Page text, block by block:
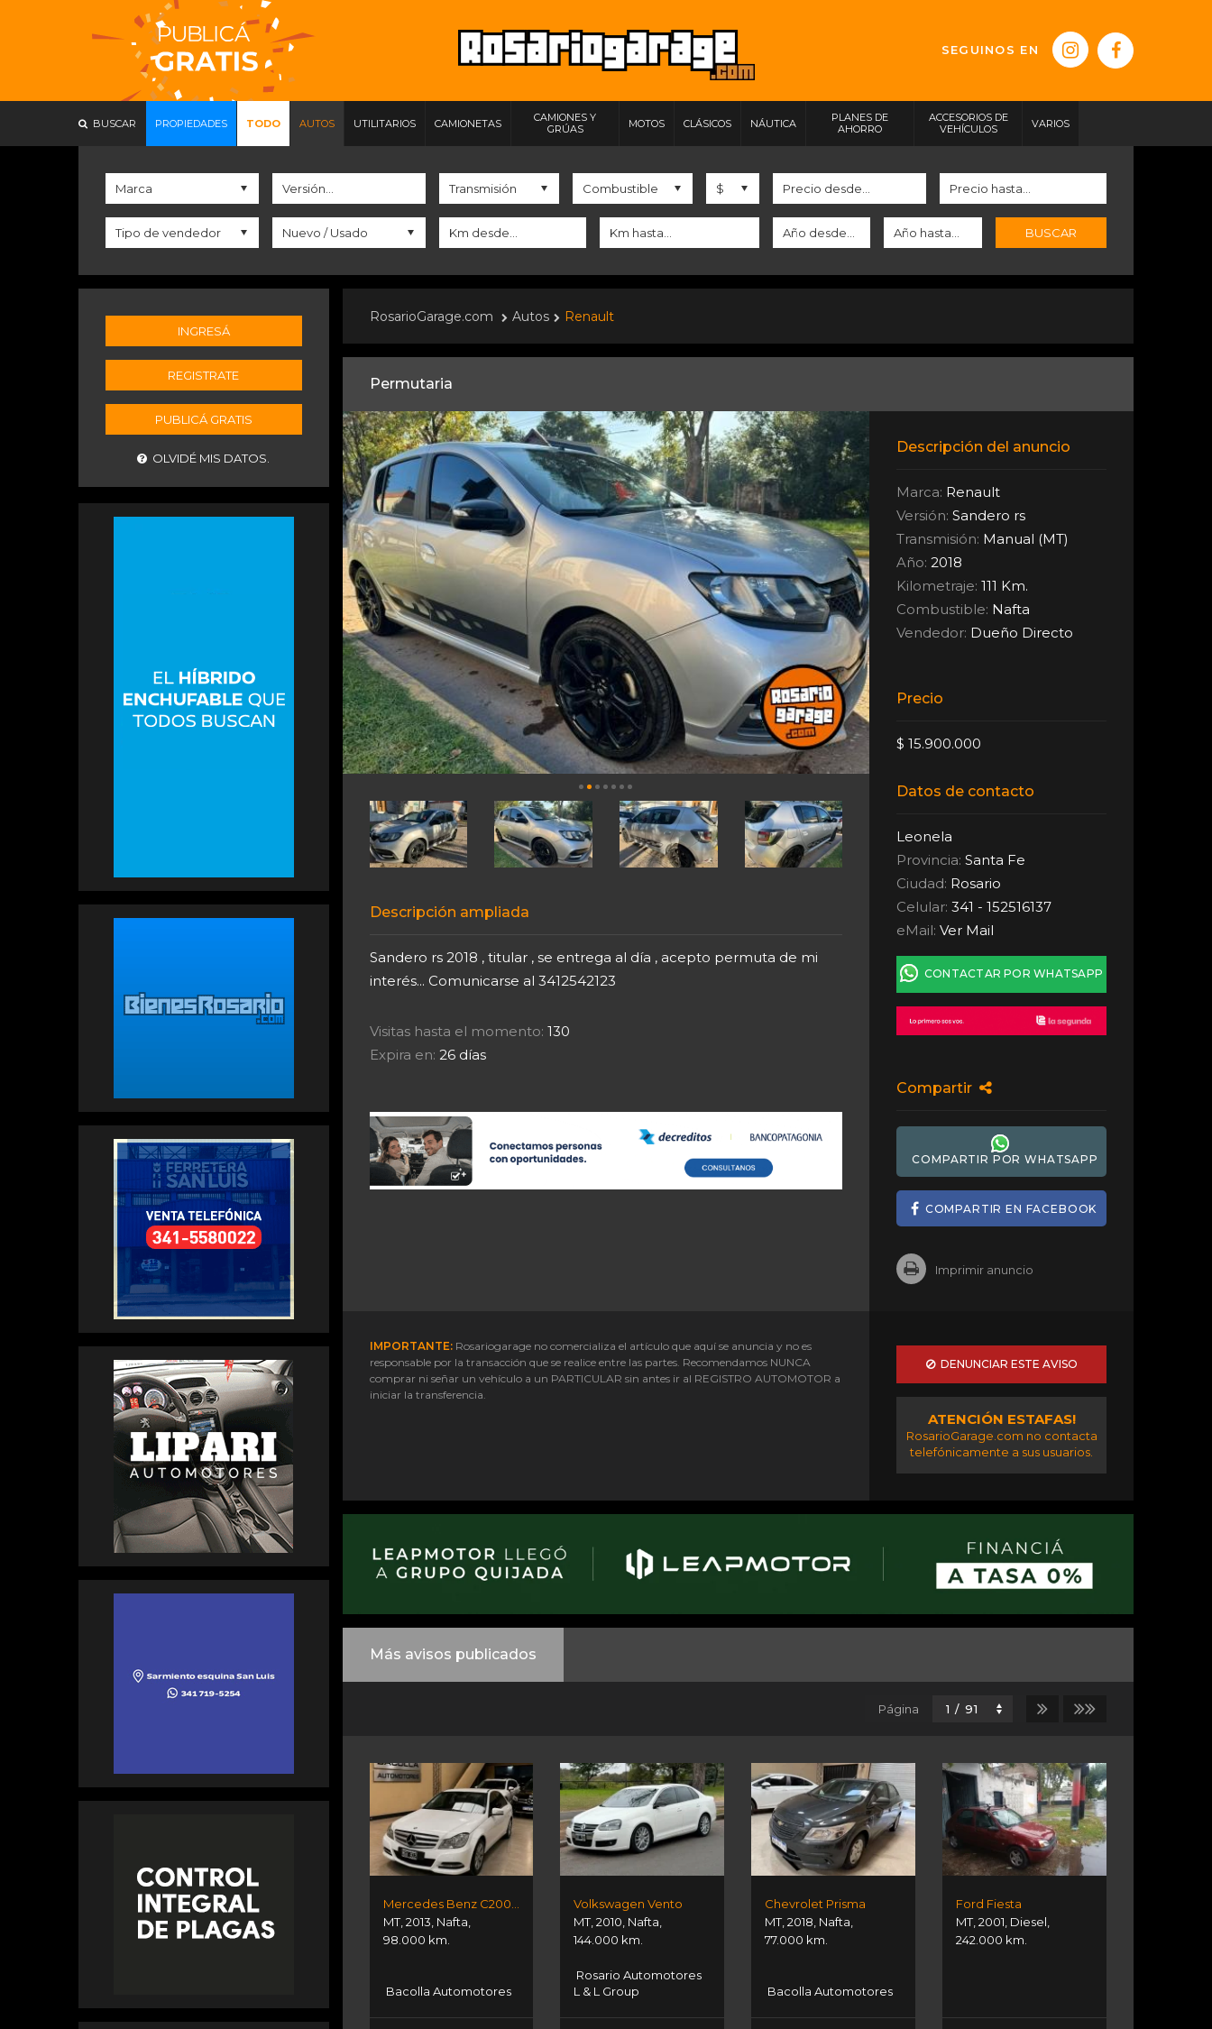
SEGUINOS EN
BUSCAR PROPIEDADES TODO AUTOS UTILITARIOS CAMIONETAS
CAMIONES Y
GRÚAS
MOTOS CLÁSICOS NÁUTICA
PLANES DE
AHORRO
ACCESORIOS DE
VEHÍCULOS
VARIOS
BUSCAR
INGRESÁ
REGISTRATE
PUBLICÁ GRATIS
OLVIDÉ MIS DATOS.
RosarioGarage.com Autos Renault
Permutaria
Descripción ampliada
Sandero rs 2018 , titular , se entrega al día , acepto permuta de mi
interés... Comunicarse al 3412542123
Visitas hasta el momento: 130
Expira en: 26 días
Descripción del anuncio
Marca: Renault
Versión: Sandero rs
Transmisión: Manual (MT)
Año: 2018
Kilometraje: 111 Km.
Combustible: Nafta
Vendedor: Dueño Directo
Precio
$ 15.900.000
Datos de contacto
Leonela
Provincia:Santa Fe
Ciudad: Rosario
Celular: 341 - 152516137
eMail:Ver Mail
CONTACTAR POR WHATSAPP
Compartir
COMPARTIR POR WHATSAPP
COMPARTIR EN FACEBOOK
Imprimir anuncio
IMPORTANTE:Rosariogarage no comercializa el artículo que aquí se anuncia y no es
responsable por la transacción que se realice entre las partes. Recomendamos NUNCA
comprar ni señar un vehículo a un PARTICULAR sin antes ir al REGISTRO AUTOMOTOR a
iniciar la transferencia.
DENUNCIAR ESTE AVISO
ATENCIÓN ESTAFAS!
RosarioGarage.com no contacta
telefónicamente a sus usuarios.
Más avisos publicados
Página
Mercedes Benz C200 Blue Efficiency
MT,2013, Nafta,
98.000 km.
Bacolla Automotores
Volkswagen Vento
MT,2010, Nafta,
144.000 km.
Rosario Automotores
L & L Group
Chevrolet Prisma
MT,2018, Nafta,
77.000 km.
Bacolla Automotores
Ford Fiesta
MT,2001, Diesel,
242.000 km.